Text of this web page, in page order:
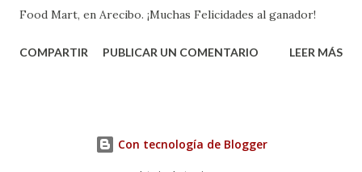
Food Mart, en Arecibo. ¡Muchas Felicidades al ganador!
COMPARTIR PUBLICAR UN COMENTARIO LEER MÁS
Con tecnología de Blogger